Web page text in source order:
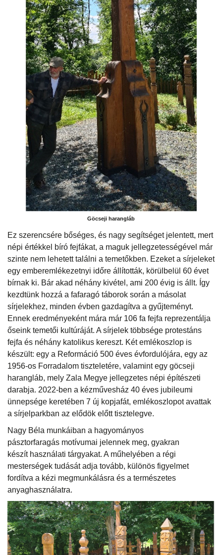
Göcseji harangláb
Ez szerencsére bőséges, és nagy segítséget jelentett, mert
népi értékkel bíró fejfákat, a maguk jellegzetességével már
szinte nem lehetett találni a temetőkben. Ezeket a sírjeleket
egy emberemlékezetnyi időre állították, körülbelül 60 évet
bírnak ki. Bár akad néhány kivétel, ami 200 évig is állt. Így
kezdtünk hozzá a fafaragó táborok során a másolat
sírjelekhez, minden évben gazdagítva a gyűjteményt.
Ennek eredményeként mára már 106 fa fejfa reprezentálja
őseink temetői kultúráját. A sírjelek többsége protestáns
fejfa és néhány katolikus kereszt. Két emlékoszlop is
készült: egy a Reformáció 500 éves évfordulójára, egy az
1956-os Forradalom tiszteletére, valamint egy göcseji
harangláb, mely Zala Megye jellegzetes népi építészeti
darabja. 2022-ben a kézművesház 40 éves jubileumi
ünnepsége keretében 7 új kopjafát, emlékoszlopot avattak
a sírjelparkban az elődök előtt tisztelegve.
Nagy Béla munkáiban a hagyományos
pásztorfaragás motívumai jelennek meg, gyakran
készít használati tárgyakat. A műhelyében a régi
mesterségek tudását adja tovább, különös figyelmet
fordítva a kézi megmunkálásra és a természetes
anyaghasználatra.